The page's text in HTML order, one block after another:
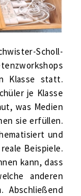
Scholl-
Klasse statt.
je Klasse
was Medien
sie erfüllen.
und
Beispiele.
kann, dass
anderen
Abschließend